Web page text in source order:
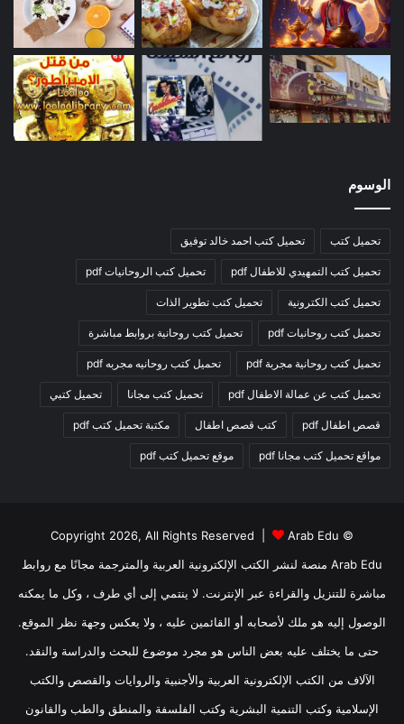
الوسوم
تحميل كتب تحميل كتب احمد خالد توفيق
تحميل كتب التمهيدي للاطفال pdf تحميل كتب الروحانيات pdf
تحميل كتب الكترونية تحميل كتب تطوير الذات
تحميل كتب روحانيات pdf تحميل كتب روحانية بروابط مباشرة
تحميل كتب روحانية مجربة pdf تحميل كتب روحانيه مجربه pdf
تحميل كتب عن عمالة الاطفال pdf تحميل كتب مجانا تحميل كتبي
قصص اطفال pdf كتب قصص اطفال مكتبة تحميل كتب pdf
مواقع تحميل كتب مجانا pdf موقع تحميل كتب pdf
© Copyright 2026, All Rights Reserved |
Arab Edu
Arab Edu منصة لنشر الكتب الإلكترونية العربية والمترجمة مجانًا مع روابط
مباشرة للتنزيل والقراءة عبر الإنترنت. لا ينتمي إلى أي طرف ، وكل ما يمكنه
الوصول إليه هو ملك لأصحابه أو القائمين عليه ، ولا يعكس وجهة نظر الموقع.
حتى ما يختلف عليه بعض الناس هو مجرد موضوع للبحث والدراسة والنقد.
الآلاف من الكتب الإلكترونية العربية والأجنبية والروايات والقصص والكتب
الإسلامية وكتب التنمية البشرية وكتب الفلسفة والمنطق والطب والقانون